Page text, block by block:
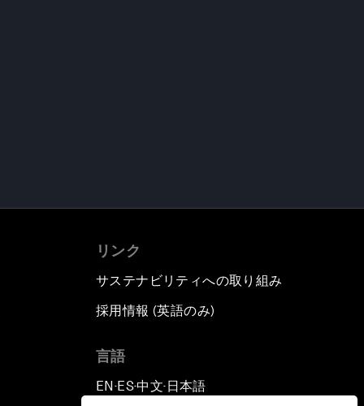
リンク
サステナビリティへの取り組み
採用情報 (英語のみ)
言語
EN ▪ES▪中文▪ 日本語